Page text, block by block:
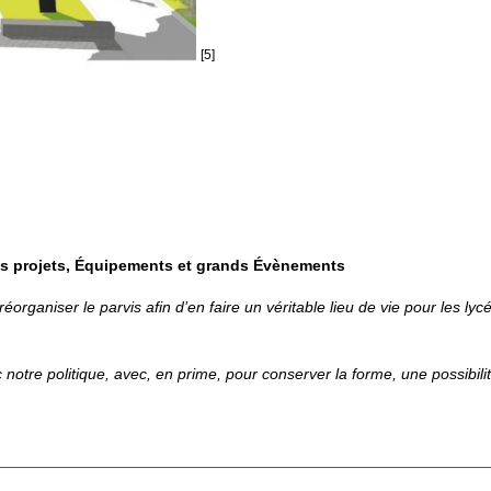
[5]
projets, Équipements et grands Évènements
le parvis afin d’en faire un véritable lieu de vie pour les
politique, avec, en prime, pour conserver la forme, une